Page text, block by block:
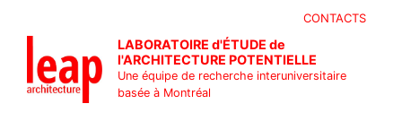
contenu
CONTACTS
LABORATOIRE d'ÉTUDE de
l'ARCHITECTURE POTENTIELLE
Une équipe de recherche interuniversitaire
basée à Montréal